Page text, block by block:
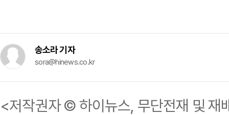
송소라 기자
sora@hinews.co.kr
<저작권자 © 하이뉴스, 무단전재 및 재